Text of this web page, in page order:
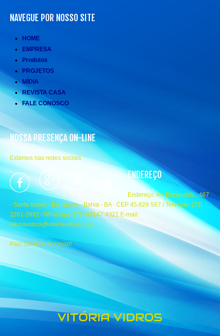
NAVEGUE POR NOSSO SITE
HOME
EMPRESA
Produtos
PROJETOS
MÍDIA
REVISTA CASA
FALE CONOSCO
NOSSA PRESENÇA ON-LINE
Estamos nas redes sociais
ENDEREÇO
Endereço: Av. Esmeralda , 467
- Santa Isabel - Eunápolis - Bahia - BA - CEP 45.828-567 / Telefone: (73)
3261-2692 / Whatsapp: (73) 98147-4321 E-mail:
vitoriavidros@vitoriavidros.com
Paz! Saúde e Sucesso!
VITÓRIA VIDROS